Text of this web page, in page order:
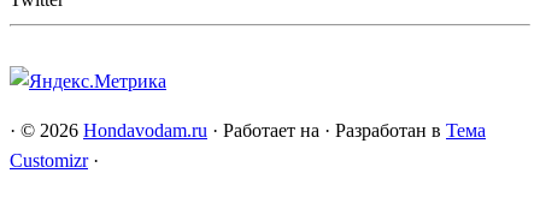
· © 2026 Hondavodam.ru · Работает на · Разработан в Тема
Customizr ·